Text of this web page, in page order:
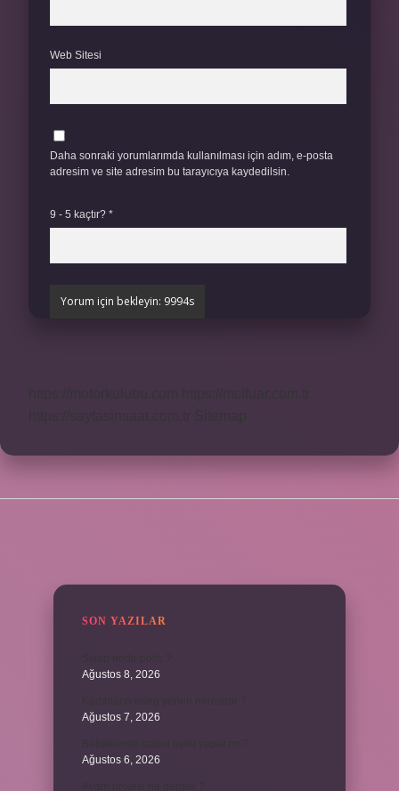
Web Sitesi
Daha sonraki yorumlarımda kullanılması için adım, e-posta
adresim ve site adresim bu tarayıcıya kaydedilsin.
9 - 5 kaçtır? *
SON YAZILAR
Ağustos 8, 2026
Ağustos 7, 2026
Ağustos 6, 2026